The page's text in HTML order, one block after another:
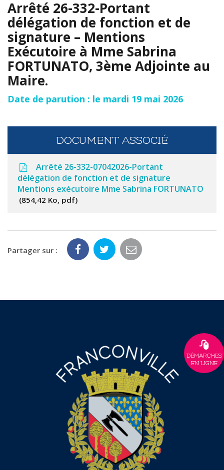
Arrêté 26-332-Portant
délégation de fonction et de
signature – Mentions
Exécutoire à Mme Sabrina
FORTUNATO, 3ème Adjointe au
Maire.
Date de parution : le mardi 19 mai 2026
DOCUMENT ASSOCIÉ
Arrêté 26-332-07042026-Portant
délégation de fonction et de signature
Mentions exécutoire Mme Sabrina FORTUNATO
854,42 Ko, pdf
Partager sur :
DÉMARCHES
EN LIGNE